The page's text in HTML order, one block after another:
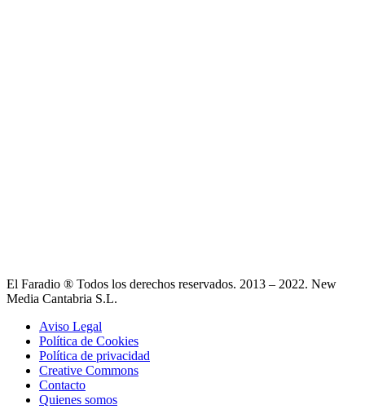
El Faradio ® Todos los derechos reservados. 2013 – 2022. New
Media Cantabria S.L.
Aviso Legal
Política de Cookies
Política de privacidad
Creative Commons
Contacto
Quienes somos